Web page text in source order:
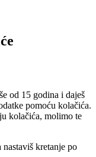
od 15 godina i daješ
pomoću kolačića.
kolačića, molimo te
kretanje po